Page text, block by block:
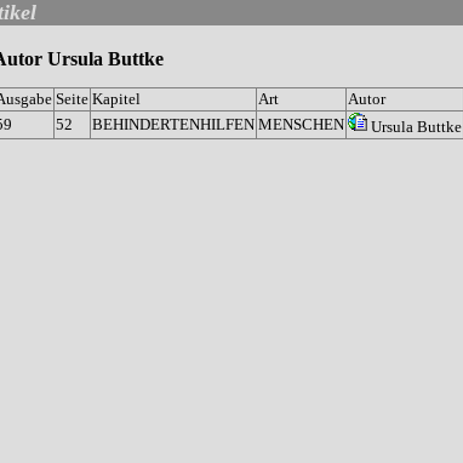
Ursula Buttke
Seite Kapitel Art Autor
52 BEHINDERTENHILFEN MENSCHEN Ursula Buttke